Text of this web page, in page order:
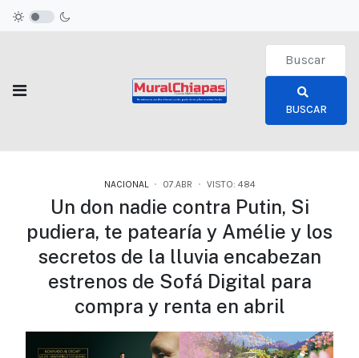
Type 2 or
BUSCAR
NACIONAL 07.ABR VISTO: 484
Un don nadie contra Putin, Si
pudiera, te patearía y Amélie y los
secretos de la lluvia encabezan
estrenos de Sofá Digital para
compra y renta en abril